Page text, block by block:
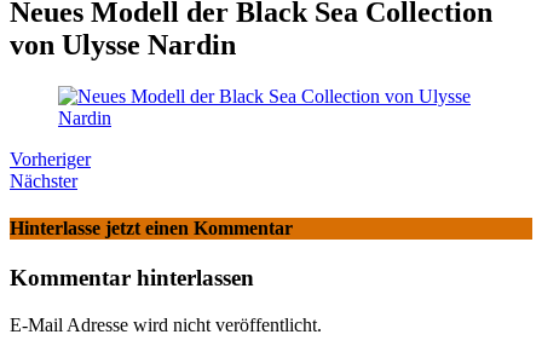
Neues Modell der Black Sea Collection
von Ulysse Nardin
Vorheriger
Nächster
Hinterlasse jetzt einen Kommentar
Kommentar hinterlassen
E-Mail Adresse wird nicht veröffentlicht.